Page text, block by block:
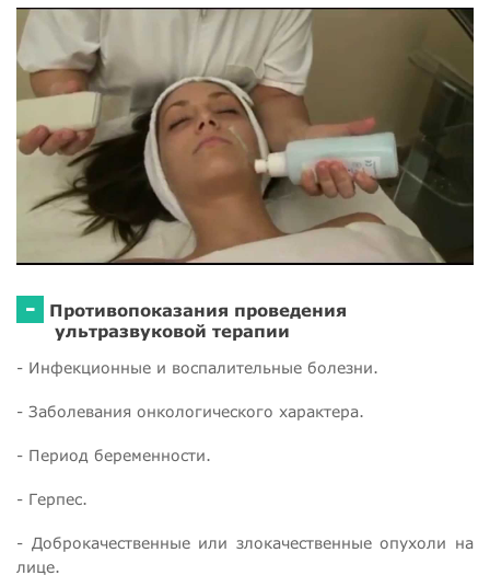
-
Противопоказания проведения
ультразвуковой терапии
- Инфекционные и воспалительные болезни.
- Заболевания онкологического характера.
- Период беременности.
- Герпес.
- Доброкачественные или злокачественные опухоли на
лице.